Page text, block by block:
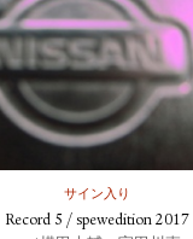
サイン入り
Record 5 / spewedition 2017